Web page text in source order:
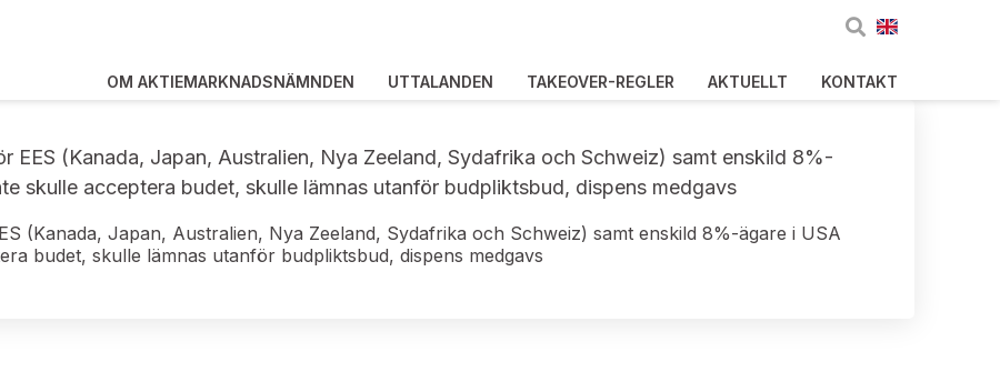
OM AKTIEMARKNADSNÄMNDEN UTTALANDEN TAKEOVER-REGLER AKTUELLT KONTAKT
EES (Kanada, Japan, Australien, Nya Zeeland, Sydafrika och Schweiz) samt enskild 8%-
skulle acceptera budet, skulle lämnas utanför budpliktsbud, dispens medgavs
(Kanada, Japan, Australien, Nya Zeeland, Sydafrika och Schweiz) samt enskild 8%-ägare i USA
budet, skulle lämnas utanför budpliktsbud, dispens medgavs